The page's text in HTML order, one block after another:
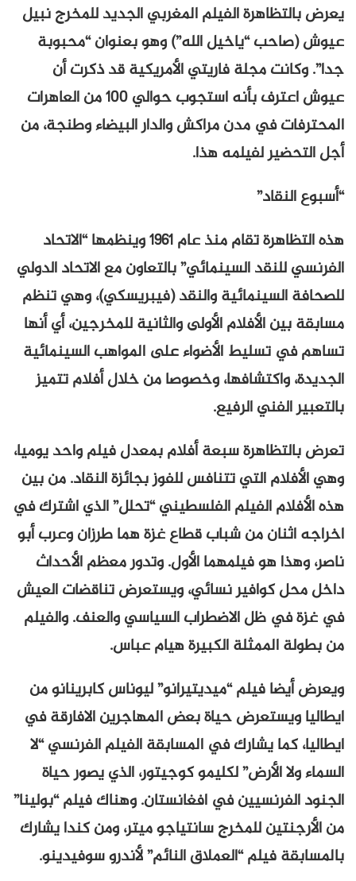
يعرض بالتظاهرة الفيلم المغربي الجديد للمخرج نبيل
عيوش (صاحب “ياخيل الله”) وهو بعنوان “محبوبة
جدا”. وكانت مجلة فاريتي الأمريكية قد ذكرت أن
عيوش اعترف بأنه استجوب حوالي 100 من العاهرات
المحترفات في مدن مراكش والدار البيضاء وطنجة، من
أجل التحضير لفيلمه هذا.
“أسبوع النقاد”
هذه التظاهرة تقام منذ عام 1961 وينظمها “الاتحاد
الفرنسي للنقد السينمائي” بالتعاون مع الاتحاد الدولي
للصحافة السينمائية والنقد (فيبريسكي)، وهي تنظم
مسابقة بين الأفلام الأولى والثانية للمخرجين، أي أنها
تساهم في تسليط الأضواء على المواهب السينمائية
الجديدة، واكتشافها، وخصوصا من خلال أفلام تتميز
بالتعبير الفني الرفيع.
تعرض بالتظاهرة سبعة أفلام بمعدل فيلم واحد يوميا،
وهي الأفلام التي تتنافس للفوز بجائزة النقاد. من بين
هذه الأفلام الفيلم الفلسطيني “تحلل” الذي اشترك في
اخراجه اثنان من شباب قطاع غزة هما طرزان وعرب أبو
ناصر، وهذا هو فيلمهما الأول. وتدور معظم الأحداث
داخل محل كوافير نسائي، ويستعرض تناقضات العيش
في غزة في ظل الاضطراب السياسي والعنف. والفيلم
من بطولة الممثلة الكبيرة هيام عباس.
ويعرض أيضا فيلم “ميديتيرانو” ليوناس كابرينانو من
ايطاليا ويستعرض حياة بعض المهاجرين الافارقة في
ايطاليا، كما يشارك في المسابقة الفيلم الفرنسي “لا
السماء ولا الأرض” لكليمو كوجيتور، الذي يصور حياة
الجنود الفرنسيين في افغانستان. وهناك فيلم “بولينا”
من الأرجنتين للمخرج سانتياجو ميتر، ومن كندا يشارك
بالمسابقة فيلم “العملاق النائم” لأندرو سوفيدينو.